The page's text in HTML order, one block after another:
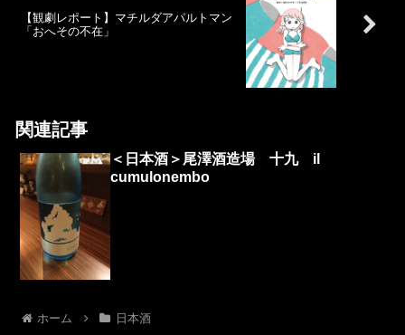
【観劇レポート】マチルダアパルトマン
「おへその不在」
関連記事
＜日本酒＞尾澤酒造場 十九 il
cumulonembo
ホーム 日本酒